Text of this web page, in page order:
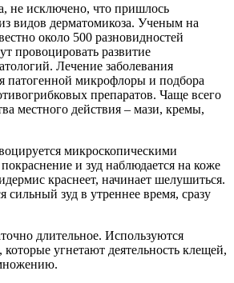
не исключено, что пришлось
видов дерматомикоза. Ученым на
около 500 разновидностей
провоцировать развитие
Лечение заболевания
патогенной микрофлоры и подбора
препаратов. Чаще всего
местного действия – мази, кремы,
микроскопическими
и зуд наблюдается на коже
краснеет, начинает шелушиться.
сильный зуд в утреннее время, сразу
длительное. Используются
угнетают деятельность клещей,